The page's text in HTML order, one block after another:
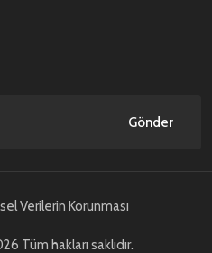
Gönder
Verilerin Korunması
Tüm hakları saklıdır.